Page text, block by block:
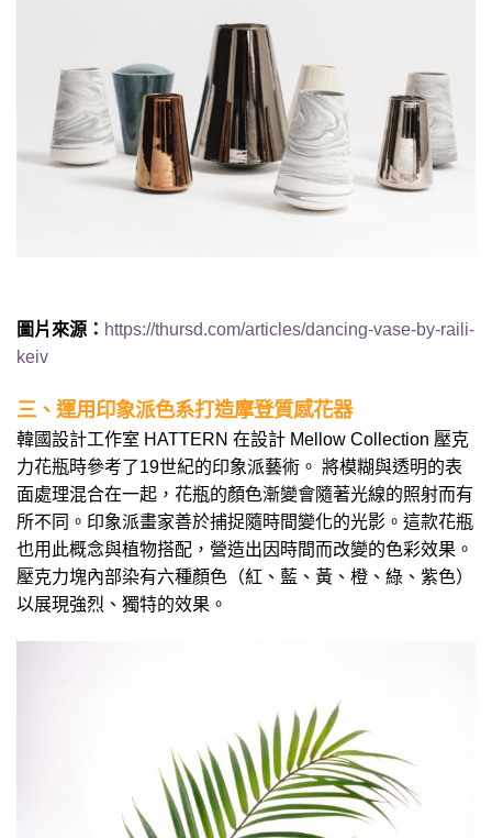
圖片來源： https://thursd.com/articles/dancing-vase-by-raili-
keiv
三、運用印象派色系打造摩登質感花器
韓國設計工作室 HATTERN 在設計 Mellow Collection 壓克
力花瓶時參考了19世紀的印象派藝術。 將模糊與透明的表
面處理混合在一起，花瓶的顏色漸變會隨著光線的照射而有
所不同。印象派畫家善於捕捉隨時間變化的光影。這款花瓶
也用此概念與植物搭配，營造出因時間而改變的色彩效果。
壓克力塊內部染有六種顏色（紅、藍、黃、橙、綠、紫色）
以展現強烈、獨特的效果。